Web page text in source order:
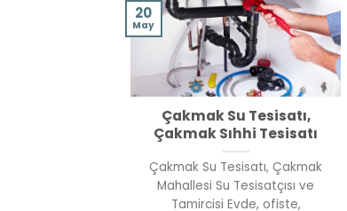
Çakmak Su Tesisatı,
Çakmak Sıhhi Tesisatı
Çakmak Su Tesisatı, Çakmak
Mahallesi Su Tesisatçısı ve
Tamircisi Evde, ofiste,
20
May